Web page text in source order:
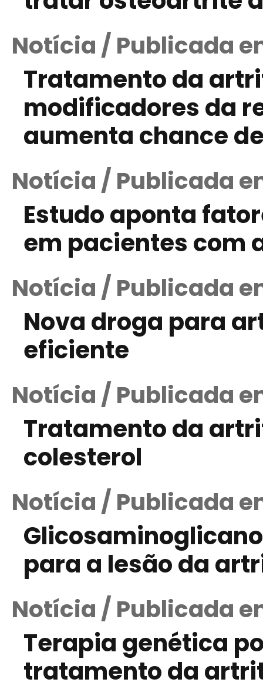
Notícia / Publicada
Tratamento da
modificadores da
aumenta chance
Notícia / Publicada
Estudo aponta
em pacientes com
Notícia / Publicada
Nova droga para
eficiente
Notícia / Publicada
Tratamento da
colesterol
Notícia / Publicada
para a lesão da
Notícia / Publicada
Terapia genética
tratamento da